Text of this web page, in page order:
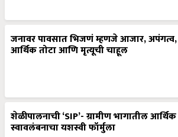
जनावर पावसात भिजणं म्हणजे आजार, अपंगत्व,
आर्थिक तोटा आणि मृत्यूची चाहूल
शेळीपालनाची ‘SIP’- ग्रामीण भागातील आर्थिक
स्वावलंबनाचा यशस्वी फॉर्मुला